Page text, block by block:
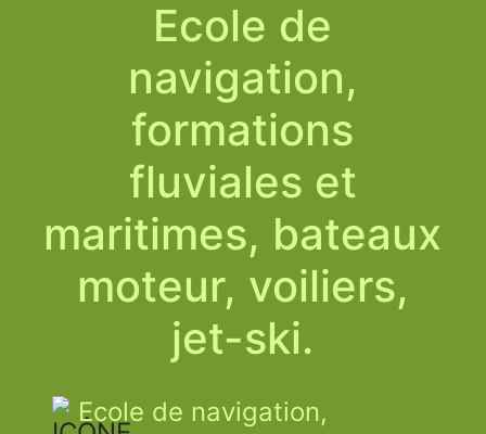
Ecole de
navigation,
formations
fluviales et
maritimes, bateaux
moteur, voiliers,
jet-ski.
Ecole de navigation,